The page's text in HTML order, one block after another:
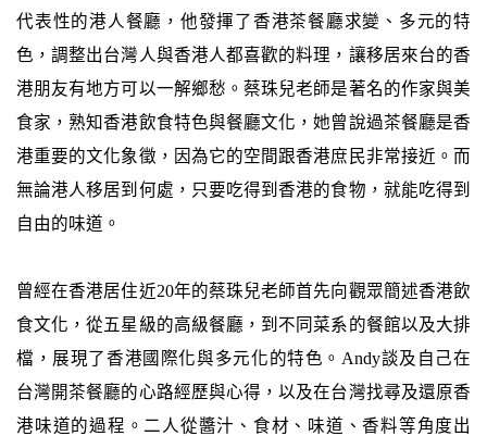
代表性的港人餐廳，他發揮了香港茶餐廳求變、多元的特
色，調整出台灣人與香港人都喜歡的料理，讓移居來台的香
港朋友有地方可以一解鄉愁。蔡珠兒老師是著名的作家與美
食家，熟知香港飲食特色與餐廳文化，她曾說過茶餐廳是香
港重要的文化象徵，因為它的空間跟香港庶民非常接近。而
無論港人移居到何處，只要吃得到香港的食物，就能吃得到
自由的味道。
曾經在香港居住近20年的蔡珠兒老師首先向觀眾簡述香港飲
食文化，從五星級的高級餐廳，到不同菜系的餐館以及大排
檔，展現了香港國際化與多元化的特色。Andy談及自己在
台灣開茶餐廳的心路經歷與心得，以及在台灣找尋及還原香
港味道的過程。二人從醬汁、食材、味道、香料等角度出